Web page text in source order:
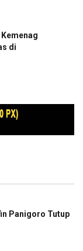
Kemenag
di
Panigoro Tutup